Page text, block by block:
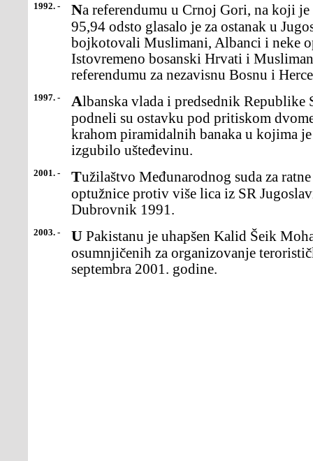
1992. - Na referendumu u Crnoj Gori, na koji je izašlo 66,04 odsto birača,
95,94 odsto glasalo je za ostanak u
bojkotovali Muslimani, Albanci i neke
Istovremeno bosanski Hrvati i
referendumu za nezavisnu Bosnu i
1997. - Albanska vlada i predsednik Republike Sali Beriša (Sali Berisha)
podneli su ostavku pod pritiskom
krahom piramidalnih banaka u kojima
izgubilo ušteđevinu.
2001. - Tužilaštvo Međunarodnog suda za ratne zločine podiglo je
optužnice protiv više lica iz SR
Dubrovnik 1991.
2003. - U Pakistanu je uhapšen Kalid Šeik Mohamed, jedan od
osumnjičenih za organizovanje
septembra 2001. godine.